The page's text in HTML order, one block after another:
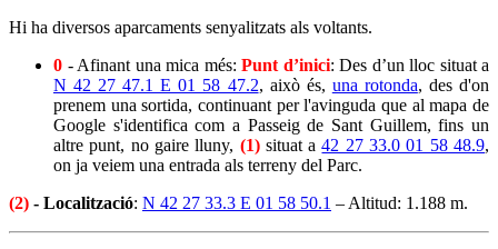
Hi ha diversos aparcaments senyalitzats als voltants.
0 - Afinant una mica més: Punt d’inici: Des d’un lloc situat a
N 42 27 47.1 E 01 58 47.2, això és, una rotonda, des d'on
prenem una sortida, continuant per l'avinguda que al mapa de
Google s'identifica com a Passeig de Sant Guillem, fins un
altre punt, no gaire lluny, (1)situat a42 27 33.0 01 58 48.9,
on ja veiem una entrada als terreny del Parc.
(2) - Localització: N 42 27 33.3 E 01 58 50.1 – Altitud: 1.188 m.